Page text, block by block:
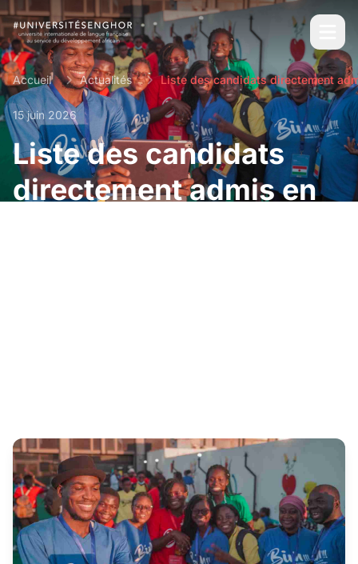
Accueil Actualités
15 juin 2026
Liste des candidats
directement admis en